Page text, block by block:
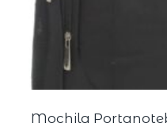
Mochila